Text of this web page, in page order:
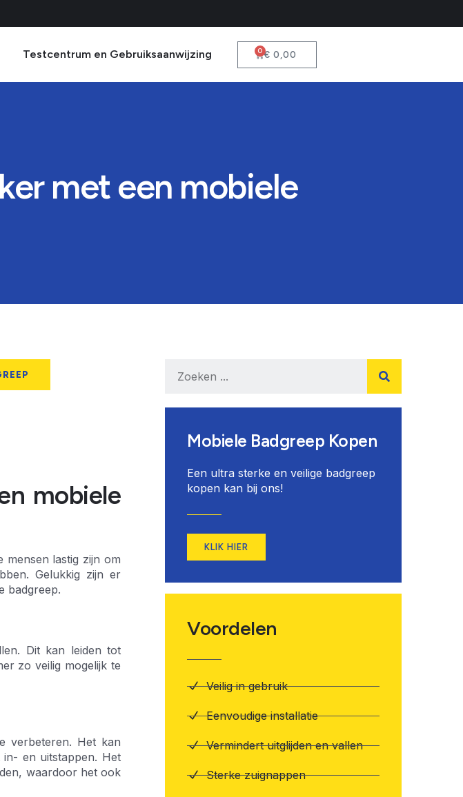
Testcentrum en Gebruiksaanwijzing € 0,00
0
met een mobiele
mobiele
mensen lastig zijn om
Gelukkig zijn er
badgreep.
Dit kan leiden tot
zo veilig mogelijk te
verbeteren. Het kan
en uitstappen. Het
waardoor het ook
Mobiele Badgreep Kopen
Een ultra sterke en veilige badgreep
kopen kan bij ons!
KLIK HIER
Voordelen
Veilig in gebruik
Eenvoudige installatie
Vermindert uitglijden en vallen
Sterke zuignappen